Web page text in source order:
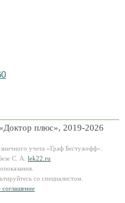
плюс», 2019-2026
учета «Граф Бестужефф».
С. А. lek22.ru
со специалистом.
соглашение